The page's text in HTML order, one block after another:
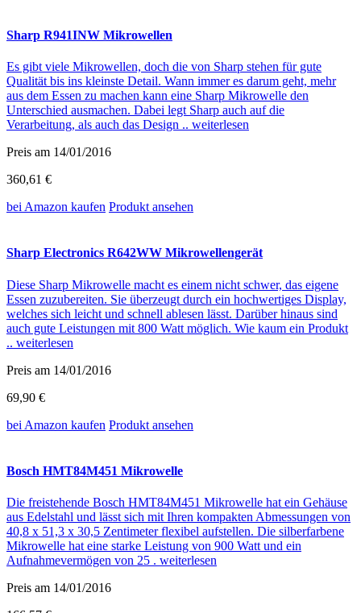
Sharp R941INW Mikrowellen
Es gibt viele Mikrowellen, doch die von Sharp stehen für gute
Qualität bis ins kleinste Detail. Wann immer es darum geht, mehr
aus dem Essen zu machen kann eine Sharp Mikrowelle den
Unterschied ausmachen. Dabei legt Sharp auch auf die
Verarbeitung, als auch das Design .. weiterlesen
Preis am 14/01/2016
360,61 €
bei Amazon kaufen Produkt ansehen
Sharp Electronics R642WW Mikrowellengerät
Diese Sharp Mikrowelle macht es einem nicht schwer, das eigene
Essen zuzubereiten. Sie überzeugt durch ein hochwertiges Display,
welches sich leicht und schnell ablesen lässt. Darüber hinaus sind
auch gute Leistungen mit 800 Watt möglich. Wie kaum ein Produkt
.. weiterlesen
Preis am 14/01/2016
69,90 €
bei Amazon kaufen Produkt ansehen
Bosch HMT84M451 Mikrowelle
Die freistehende Bosch HMT84M451 Mikrowelle hat ein Gehäuse
aus Edelstahl und lässt sich mit Ihren kompakten Abmessungen von
40,8 x 51,3 x 30,5 Zentimeter flexibel aufstellen. Die silberfarbene
Mikrowelle hat eine starke Leistung von 900 Watt und ein
Aufnahmevermögen von 25 . weiterlesen
Preis am 14/01/2016